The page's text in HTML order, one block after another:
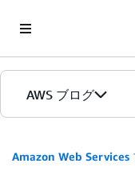
AWS ブログ
Amazon Web Services